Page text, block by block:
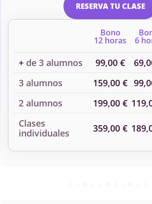
RESERVA TU CLASE
Bono
12 horas 6
+ de 3 alumnos 99,00 €
3 alumnos
159,00 €
2 alumnos
199,00 €
Clases
individuales
359,00 €